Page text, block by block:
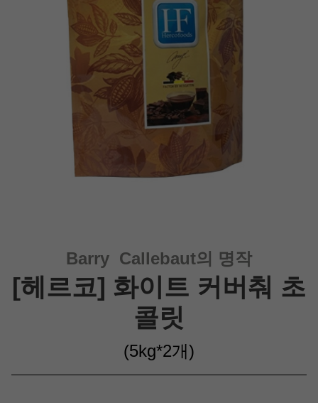
Barry Callebaut의 명작
[헤르코] 화이트 커버춰 초
콜릿
(5kg*2개)